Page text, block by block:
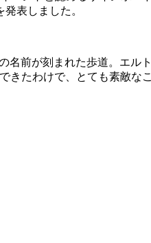
表しました。
前が刻まれた歩道。エル
きたわけで、とても素敵な